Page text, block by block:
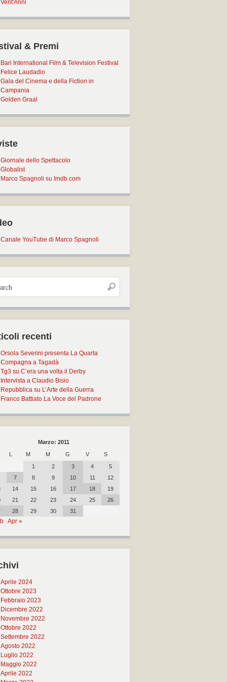
Vent'Anni
& Premi
Bari International Film & Television Festival
Felice Laudadio
Gala del Cinema e della Fiction in
Campania
Golden Graal
Giornale dello Spettacolo
Globalist
Marco Spagnoli su Imdb.com
Canale YouTube di Marco Spagnoli
recenti
Orsola Severini presenta La Quarta
Compagna a Tagadà
Tg3 su C’era una volta il Derby
Intervista a Claudio Bisio
Repubblica su L’Arte della Guerra
Franco Battiato La Voce del Padrone
Marzo: 2011
L M M G V
S
1
2 3 4
5
7 8 9 10 11
12
14 15 16 17 18
19
21 22 23 24 25
26
28 29 30 31
Apr »
Aprile 2024
Ottobre 2023
Febbraio 2023
Dicembre 2022
Novembre 2022
Ottobre 2022
Settembre 2022
Agosto 2022
Luglio 2022
Maggio 2022
Aprile 2022